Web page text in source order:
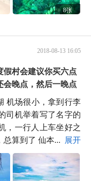
8张
2018-08-13 16:05
假村会建议你买六点
会晚点，然后一晚点
机场很小，拿到行李
司机举着写了名字的
，一行人上车坐好之
算到了 仙本...
展开